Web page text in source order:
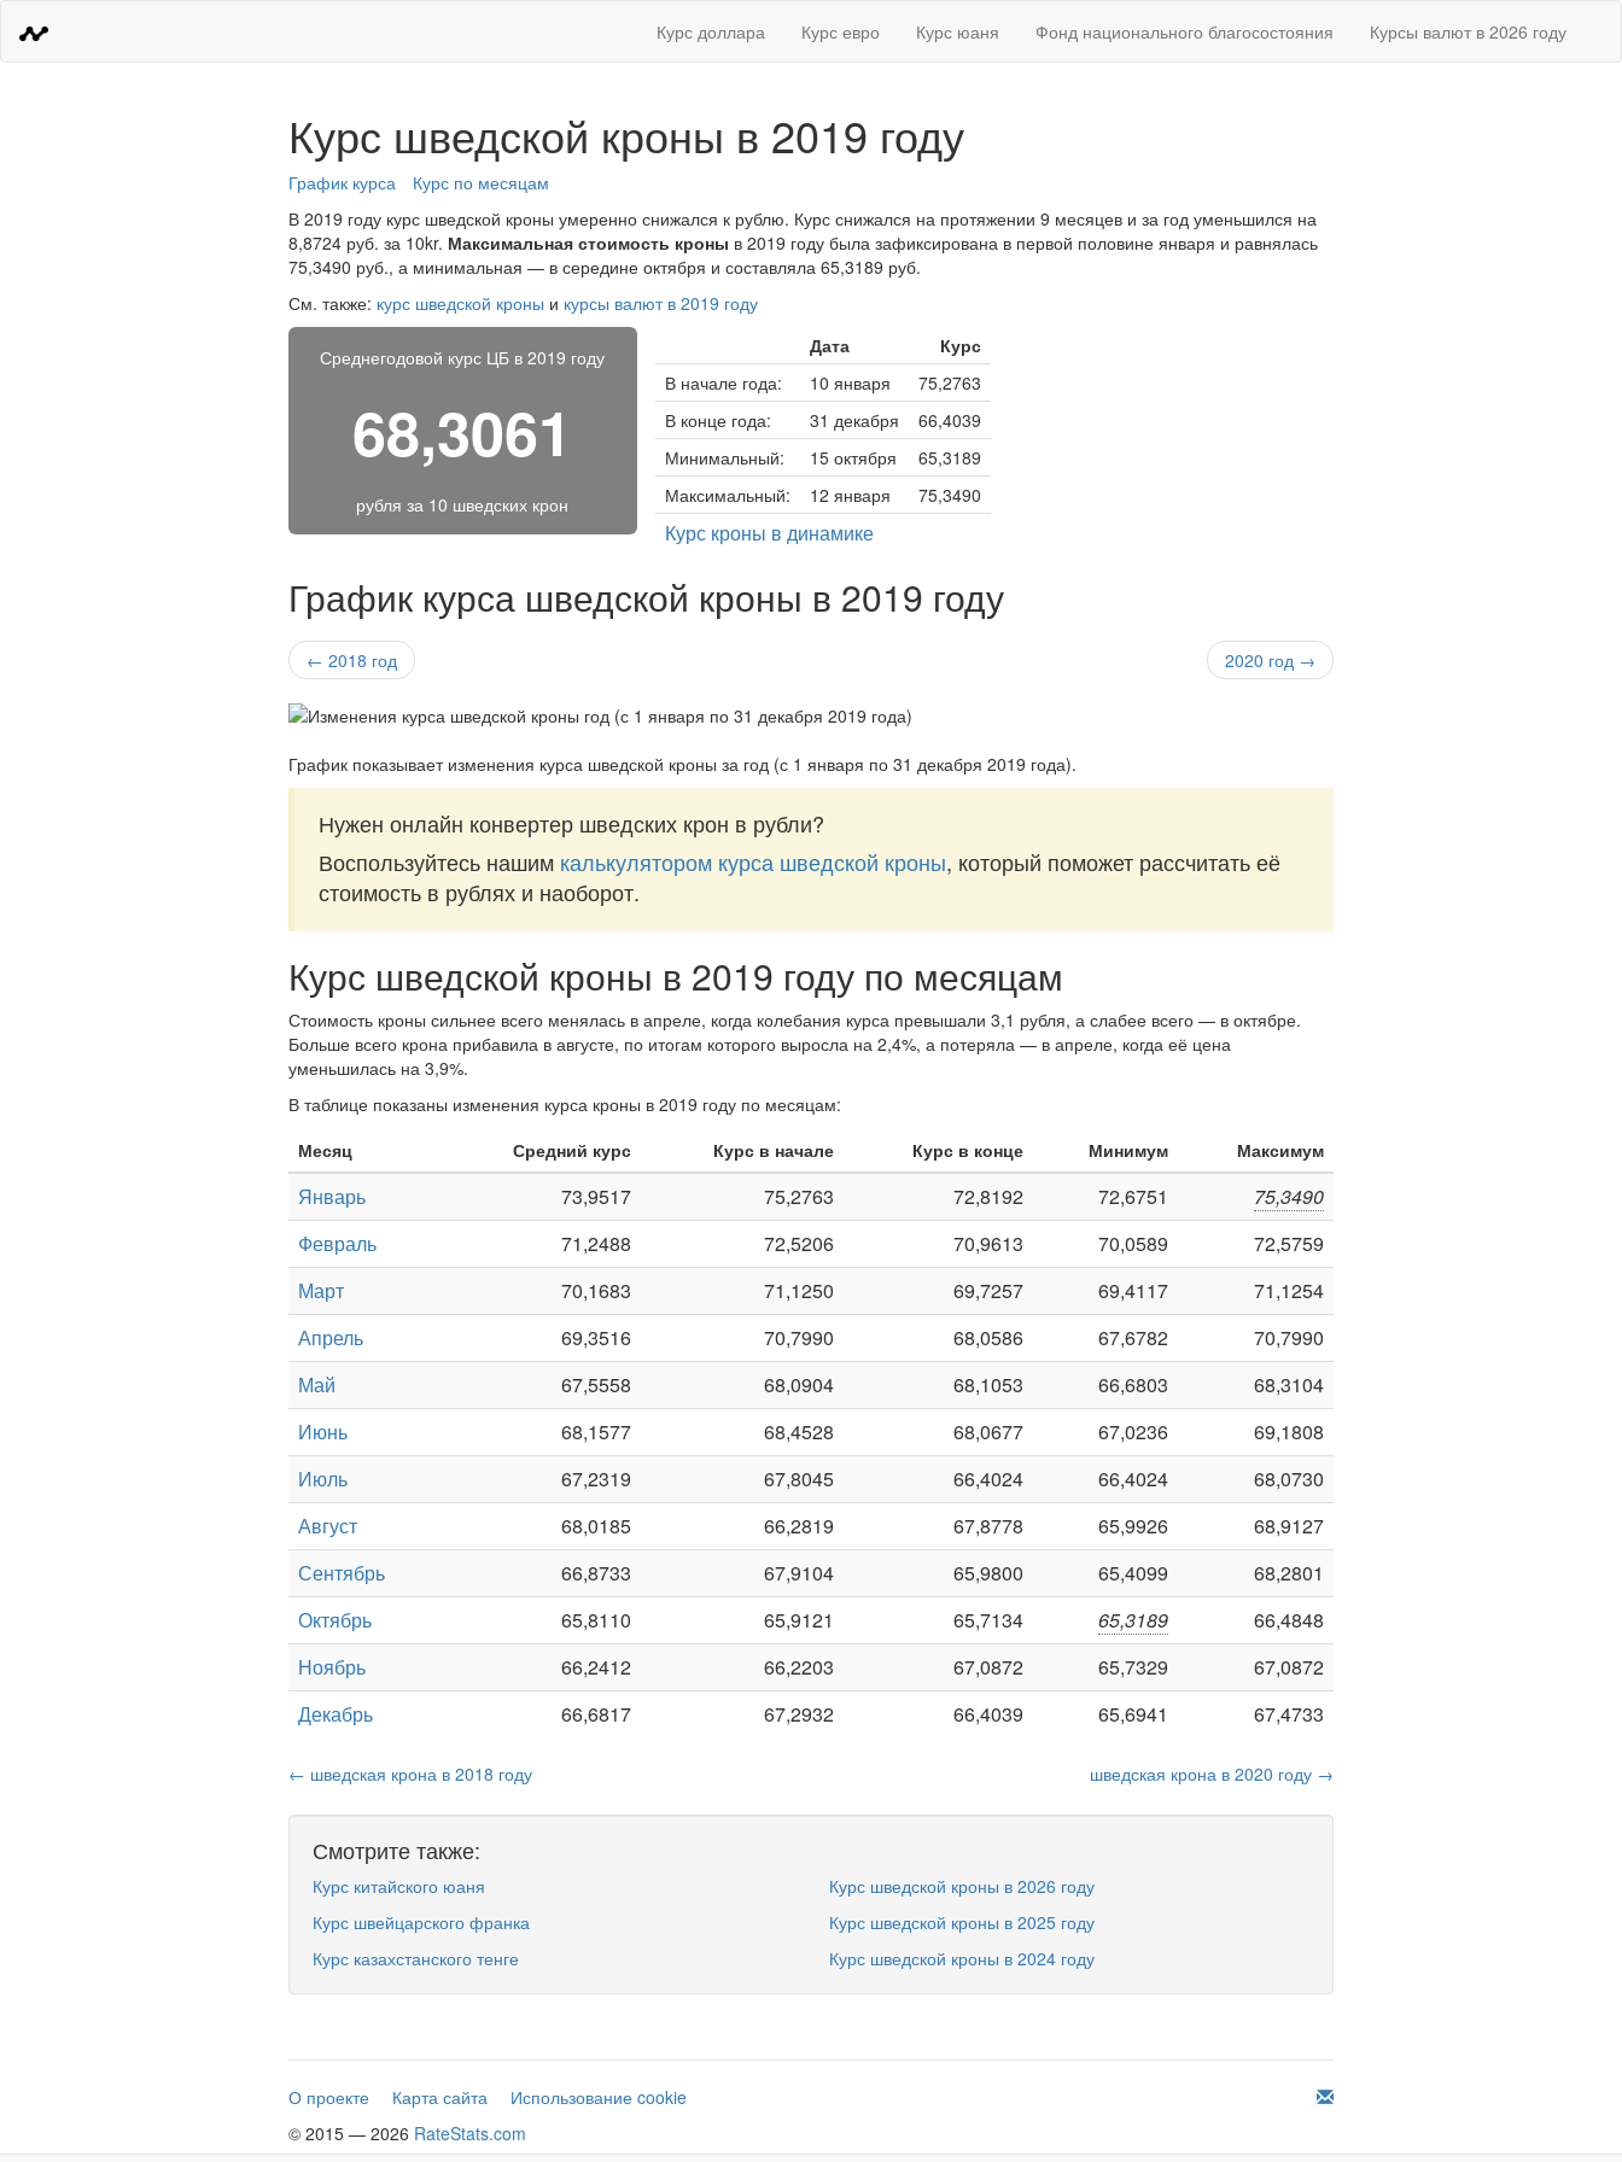
Курс доллара Курс евро Курс юаня Фонд национального благосостояния Курсы валют в 2026 году
Курс шведской кроны в 2019 году
График курса
Курс по месяцам
В 2019 году курс шведской кроны умеренно снижался к рублю. Курс снижался на протяжении 9 месяцев и за год уменьшился на
8,8724 руб. за 10kr. Максимальная стоимость кроны в 2019 году была зафиксирована в первой половине января и равнялась
75,3490 руб., а минимальная — в середине октября и составляла 65,3189 руб.
См. также: курс шведской кроны и курсы валют в 2019 году
Среднегодовой курс ЦБ в 2019 году
68,3061
рубля за 10 шведских крон
Дата
Курс
В начале года:
10 января
75,2763
В конце года:
31 декабря
66,4039
Минимальный:
15 октября
65,3189
Максимальный:
12 января 75,3490
Курс кроны в динамике
График курса шведской кроны в 2019 году
← 2018 год 2020 год →
График показывает изменения курса шведской кроны за год (с 1 января по 31 декабря 2019 года).
Нужен онлайн конвертер шведских крон в рубли?
Воспользуйтесь нашим калькулятором курса шведской кроны, который поможет рассчитать её
стоимость в рублях и наоборот.
Курс шведской кроны в 2019 году по месяцам
Стоимость кроны сильнее всего менялась в апреле, когда колебания курса превышали 3,1 рубля, а слабее всего — в октябре.
Больше всего крона прибавила в августе, по итогам которого выросла на 2,4%, а потеряла — в апреле, когда её цена
уменьшилась на 3,9%.
В таблице показаны изменения курса кроны в 2019 году по месяцам:
Месяц
Средний курс Курс в начале Курс в конце Минимум Максимум
Январь 73,9517 75,2763 72,8192 72,6751
75,3490
Февраль
71,2488 72,5206 70,9613 70,0589
72,5759
Март
70,1683 71,1250 69,7257 69,4117
71,1254
Апрель
69,3516 70,7990 68,0586 67,6782
70,7990
Май
67,5558 68,0904 68,1053 66,6803
68,3104
Июнь
68,1577 68,4528 68,0677 67,0236
69,1808
Июль
67,2319 67,8045 66,4024 66,4024
68,0730
Август
68,0185 66,2819 67,8778 65,9926
68,9127
Сентябрь
66,8733 67,9104 65,9800 65,4099
68,2801
Октябрь
65,8110 65,9121 65,7134 65,3189
66,4848
Ноябрь
66,2412 66,2203 67,0872 65,7329
67,0872
Декабрь
66,6817 67,2932 66,4039 65,6941 67,4733
← шведская крона в 2018 году шведская крона в 2020 году →
Смотрите также:
Курс китайского юаня
Курс швейцарского франка
Курс казахстанского тенге
Курс шведской кроны в 2026 году
Курс шведской кроны в 2025 году
Курс шведской кроны в 2024 году
О проекте Карта сайта
Использование cookie
© 2015 — 2026 RateStats.com